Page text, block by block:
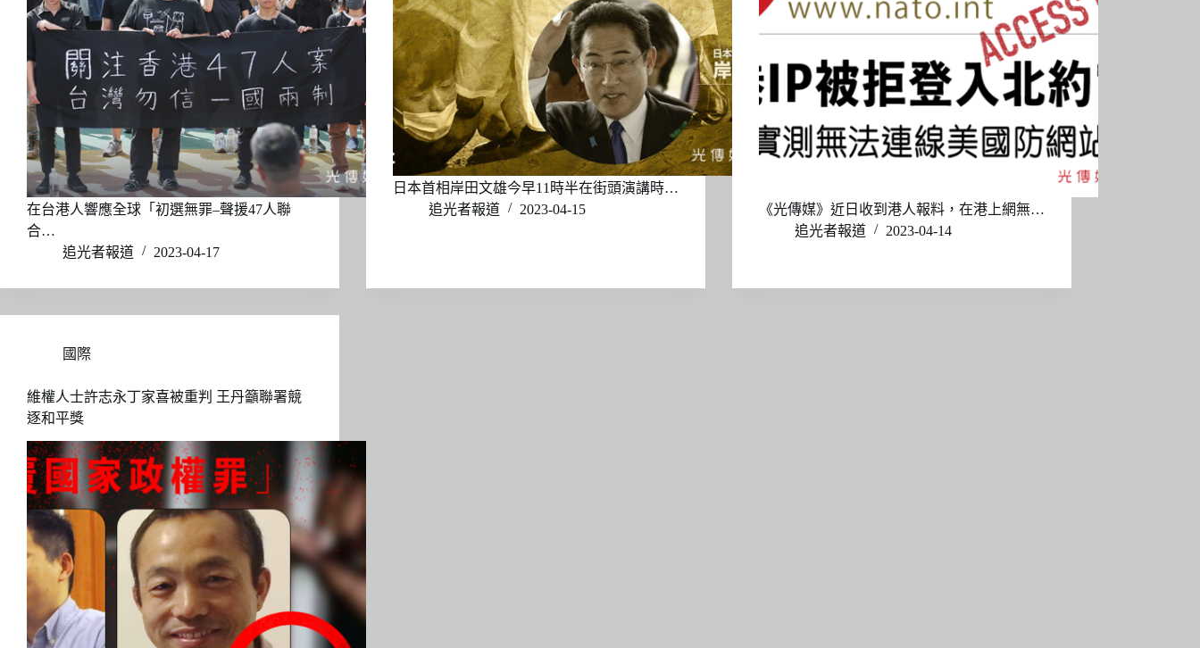
在台港人響應全球「初選無罪–聲援47人聯
合…
追光者報道
2023-04-17
日本首相岸田文雄今早11時半在街頭演講時…
追光者報道
2023-04-15
《光傳媒》近日收到港人報料，在港上網無…
追光者報道
2023-04-14
國際
維權人士許志永丁家喜被重判 王丹籲聯署競
逐和平獎